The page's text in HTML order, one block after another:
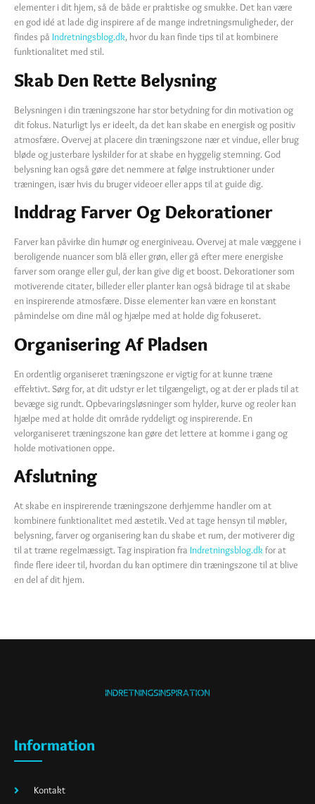
elementer i dit hjem, så de både er praktiske og smukke. Det kan være
en god idé at lade dig inspirere af de mange indretningsmuligheder, der
findes på Indretningsblog.dk, hvor du kan finde tips til at kombinere
funktionalitet med stil.
Skab Den Rette Belysning
Belysningen i din træningszone har stor betydning for din motivation og
dit fokus. Naturligt lys er ideelt, da det kan skabe en energisk og positiv
atmosfære. Overvej at placere din træningszone nær et vindue, eller brug
bløde og justerbare lyskilder for at skabe en hyggelig stemning. God
belysning kan også gøre det nemmere at følge instruktioner under
træningen, især hvis du bruger videoer eller apps til at guide dig.
Inddrag Farver Og Dekorationer
Farver kan påvirke din humør og energiniveau. Overvej at male væggene i
beroligende nuancer som blå eller grøn, eller gå efter mere energiske
farver som orange eller gul, der kan give dig et boost. Dekorationer som
motiverende citater, billeder eller planter kan også bidrage til at skabe
en inspirerende atmosfære. Disse elementer kan være en konstant
påmindelse om dine mål og hjælpe med at holde dig fokuseret.
Organisering Af Pladsen
En ordentlig organiseret træningszone er vigtig for at kunne træne
effektivt. Sørg for, at dit udstyr er let tilgængeligt, og at der er plads til at
bevæge sig rundt. Opbevaringsløsninger som hylder, kurve og reoler kan
hjælpe med at holde dit område ryddeligt og inspirerende. En
velorganiseret træningszone kan gøre det lettere at komme i gang og
holde motivationen oppe.
Afslutning
At skabe en inspirerende træningszone derhjemme handler om at
kombinere funktionalitet med æstetik. Ved at tage hensyn til møbler,
belysning, farver og organisering kan du skabe et rum, der motiverer dig
til at træne regelmæssigt. Tag inspiration fra Indretningsblog.dkfor at
finde flere ideer til, hvordan du kan optimere din træningszone til at blive
en del af dit hjem.
Information
Kontakt